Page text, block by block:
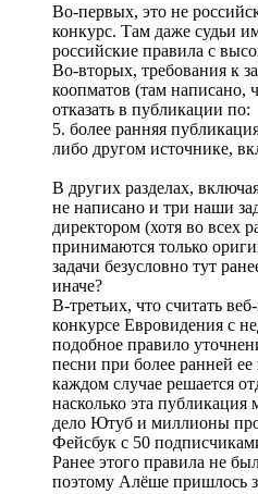
Во-первых, это не
конкурс. Там даже судьи
российские правила с
Во-вторых, требования к
коопматов (там написано,
отказать в публикации по:
5. более ранняя
либо другом источнике,
В других разделах,
не написано и три наши
директором (хотя во всех
принимаются только
задачи безусловно тут
иначе?
В-третьих, что считать
конкурсе Евровидения с
подобное правило
песни при более ранней
каждом случае решается
насколько эта
дело Ютуб и миллионы
Фейсбук с 50
Ранее этого правила не
поэтому Алёше пришлось